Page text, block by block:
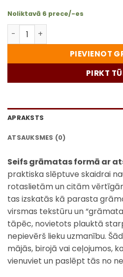
Noliktavā 6 prece/-es
Seifs grāmatas formā ar
PIEVIENOT
PIRKT
APRAKSTS
ATSAUKSMES (0)
Seifs grāmatas formā ar
praktiska slēptuve skaidrai
rotaslietām un citām
tas izskatās kā parasta
virsmas tekstūru un
tāpēc, novietots plauktā
nepievērš lieku uzmanību.
mājās, birojā vai ceļojumos,
vienuviet un paslēpt tās no